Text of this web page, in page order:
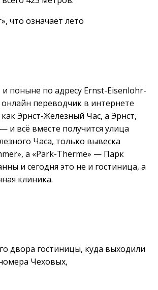
что означает лето
поныне по адресу Ernst-Eisenlohr-
переводчик в интернете
Эрнст-Железный Час, а Эрнст,
и всё вместе получится улица
Часа, только вывеска
а «Park-Therme» — Парк
и сегодня это не и гостиница, а
клиника.
двора гостиницы, куда выходили
Чеховых,